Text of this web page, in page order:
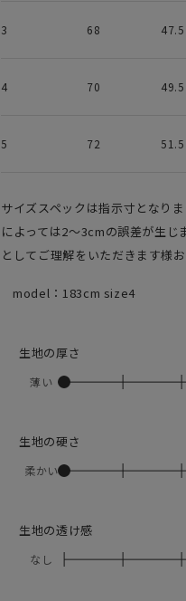
3 68 47.5
4 70 49.5
5 72 51.5
サイズスペックは指示寸となり
によっては2～3cmの誤差が生じ
としてご理解をいただきます様お
model：183cm size4
生地の厚さ
薄い
生地の硬さ
柔かい
生地の透け感
なし